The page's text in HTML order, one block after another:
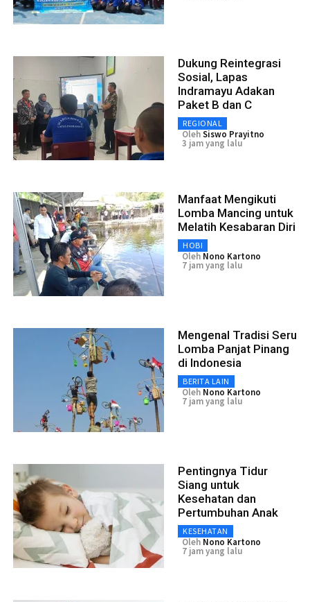
Dukung Reintegrasi
Sosial, Lapas
Indramayu Adakan
Paket B dan C
REGIONAL
OlehSiswo Prayitno
3 jam yang lalu
Manfaat Mengikuti
Lomba Mancing untuk
Melatih Kesabaran Diri
HOBI
Oleh Nono Kartono
7 jam yang lalu
Mengenal Tradisi Seru
Lomba Panjat Pinang
di Indonesia
BERITA LAIN
Oleh Nono Kartono
7 jam yang lalu
Pentingnya Tidur
Siang untuk
Kesehatan dan
Pertumbuhan Anak
KESEHATAN
Oleh Nono Kartono
7 jam yang lalu